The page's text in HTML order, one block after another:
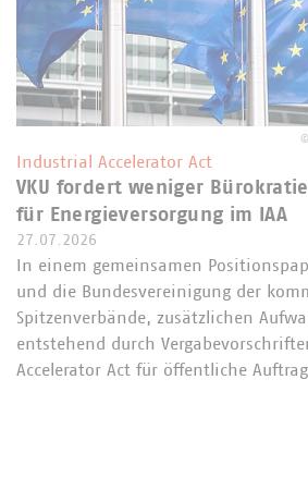
©
Industrial Accelerator Act
VKU fordert weniger
für Energieversorgung im IAA
27.07.2026
In einem gemeinsamen
und die Bundesvereinigung der
Spitzenverbände, zusätzlichen
entstehend durch
Accelerator Act für öffentliche